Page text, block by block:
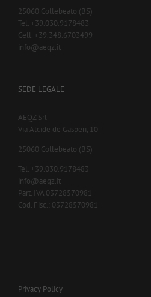
25060 Collebeato (BS)
Tel. +39.030.9178483
Cell. +39.348.6703499
info@aeqz.it
SEDE LEGALE
AEQZ Srl
Via Alcide de Gasperi, 10
25060 Collebeato (BS)
Tel. +39.030.9178483
info@aeqz.it
Part. IVA 03728570981
Cod. Fisc.: 03728570981
Privacy Policy